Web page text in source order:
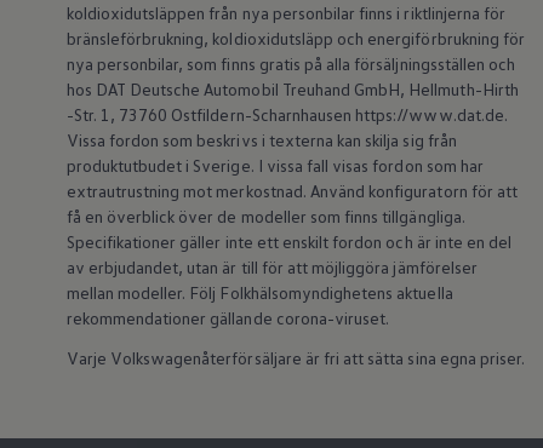
We Charge
Laddboxen ID. Charger
Vad innebär "räckvidd enligt WLTP?"
Tekniken i elbilen
Klimatanläggning
Värmepump
Bromssystemet i ID.
Batterigaranti och underhåll
ID. Högspänningsbatteri
GTX: Elektrisk prestanda
Elbilsbatteriets råvaror
Mjukvaruuppdateringar för ID.
Enkelt förklarat – så fungerar din ID.
Vanliga frågor
ID. Drivers Club
Företag
koldioxidutsläppen från nya personbilar finns i riktlinjerna för
bränsleförbrukning, koldioxidutsläpp och energiförbrukning för
nya personbilar, som finns gratis på alla försäljningsställen och
hos DAT Deutsche Automobil Treuhand GmbH, Hellmuth-Hirth
-Str. 1, 73760 Ostfildern-Scharnhausen https://www.dat.de.
Vissa fordon som beskrivs i texterna kan skilja sig från
produktutbudet i Sverige. I vissa fall visas fordon som har
extrautrustning mot merkostnad. Använd konfiguratorn för att
få en överblick över de modeller som finns tillgängliga.
Specifikationer gäller inte ett enskilt fordon och är inte en del
av erbjudandet, utan är till för att möjliggöra jämförelser
mellan modeller. Följ Folkhälsomyndighetens aktuella
rekommendationer gällande corona-viruset.
Varje Volkswagenåterförsäljare är fri att sätta sina egna priser.